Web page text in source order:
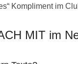
Kompliment im
MIT im